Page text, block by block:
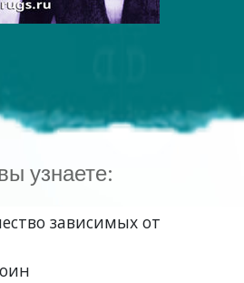
узнаете:
зависимых от